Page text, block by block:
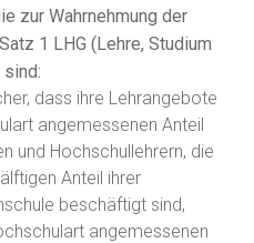
zur Wahrnehmung der
1 LHG (Lehre, Studium
dass ihre Lehrangebote
angemessenen Anteil
und Hochschullehrern, die
Anteil ihrer
beschäftigt sind,
angemessenen